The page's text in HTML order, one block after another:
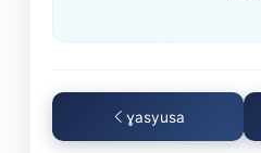
ɣasyusa